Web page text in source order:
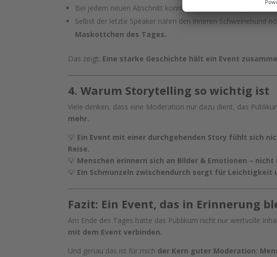
Bei jedem neuen Abschnitt konnte ich daran anknüpfen –
Selbst der letzte Speaker nahm den inneren Schweinehund
Maskottchen des Tages.
Das zeigt: Eine starke Geschichte hält ein Event
4. Warum Storytelling so wichtig ist
Viele denken, dass eine Moderation nur dazu dient, das
mehr.
💡 Ein Event mit einer durchgehenden Story fühlt sich
Reise.
💡 Menschen erinnern sich an Bilder & Emotionen – nicht
💡 Ein Schmunzeln zwischendurch sorgt für
Fazit: Ein Event, das in Erinnerung
Am Ende des Tages hatte das Publikum nicht nur wertvolle
mit dem Event verbinden.
Und genau das ist für mich der Kern guter Moderation: